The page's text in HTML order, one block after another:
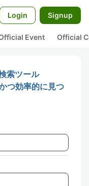
Login Signup
Event Official
索ツール
つ効率的に見つ